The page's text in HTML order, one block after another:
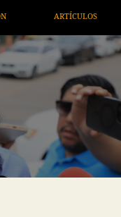
ARTÍCULOS